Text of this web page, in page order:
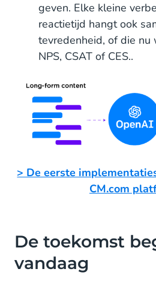
geven. Elke kleine
reactietijd hangt ook
tevredenheid, of die
NPS, CSAT of CES..
> De eerste
CM.com
De toekomst
vandaag